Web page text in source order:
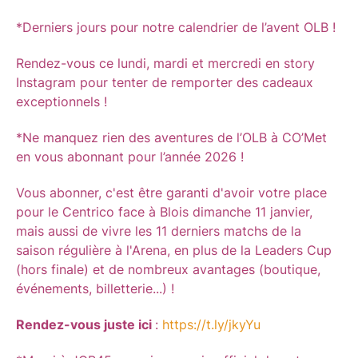
*Derniers jours pour notre calendrier de l’avent OLB !
Rendez-vous ce lundi, mardi et mercredi en story
Instagram pour tenter de remporter des cadeaux
exceptionnels !
*Ne manquez rien des aventures de l’OLB à CO’Met
en vous abonnant pour l’année 2026 !
Vous abonner, c'est être garanti d'avoir votre place
pour le Centrico face à Blois dimanche 11 janvier,
mais aussi de vivre les 11 derniers matchs de la
saison régulière à l'Arena, en plus de la Leaders Cup
(hors finale) et de nombreux avantages (boutique,
événements, billetterie...) !
Rendez-vous juste ici : https://t.ly/jkyYu